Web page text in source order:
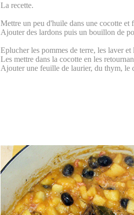
La recette.
Mettre un peu d'huile dans une cocotte et
Ajouter des lardons puis un bouillon de
Eplucher les pommes de terre, les laver et
Les mettre dans la cocotte en les
Ajouter une feuille de laurier, du thym, le